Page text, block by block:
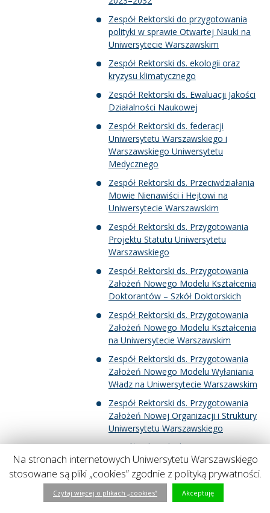
Zespół Rektorski do przygotowania
polityki w sprawie Otwartej Nauki na
Uniwersytecie Warszawskim
Zespół Rektorski ds. ekologii oraz
kryzysu klimatycznego
Zespół Rektorski ds. Ewaluacji Jakości
Działalności Naukowej
Zespół Rektorski ds. federacji
Uniwersytetu Warszawskiego i
Warszawskiego Uniwersytetu
Medycznego
Zespół Rektorski ds. Przeciwdziałania
Mowie Nienawiści i Hejtowi na
Uniwersytecie Warszawskim
Zespół Rektorski ds. Przygotowania
Projektu Statutu Uniwersytetu
Warszawskiego
Zespół Rektorski ds. Przygotowania
Założeń Nowego Modelu Kształcenia
Doktorantów – Szkół Doktorskich
Zespół Rektorski ds. Przygotowania
Założeń Nowego Modelu Kształcenia
na Uniwersytecie Warszawskim
Zespół Rektorski ds. Przygotowania
Założeń Nowego Modelu Wyłaniania
Władz na Uniwersytecie Warszawskim
Zespół Rektorski ds. Przygotowania
Założeń Nowej Organizacji i Struktury
Uniwersytetu Warszawskiego
Zespół Rektorski ds. Przygotowania
Założeń Nowej Procedury Nadawania
Stopni i Tytułów na Uniwersytecie
Warszawskim
Zespół Roboczy ds. Analiz i Prognoz
Na stronach internetowych Uniwersytetu Warszawskiego
stosowane są pliki „cookies” zgodnie z polityką prywatności.
Czytaj więcej o plikach „cookies” Akceptuję